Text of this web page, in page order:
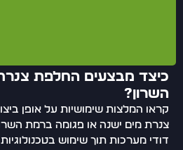
כיצד מבצעים החלפת
השרון?
קראו המלצות שימושיות על אופן
צנרת מים ישנה או פגומה ברמת
דודי מערכות תוך שימוש